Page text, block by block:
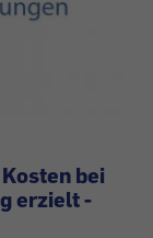
bei
erzielt -